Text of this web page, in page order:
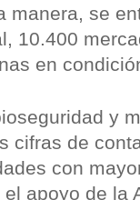
manera, se
10.400
en
y
cifras de
con
apoyo de la